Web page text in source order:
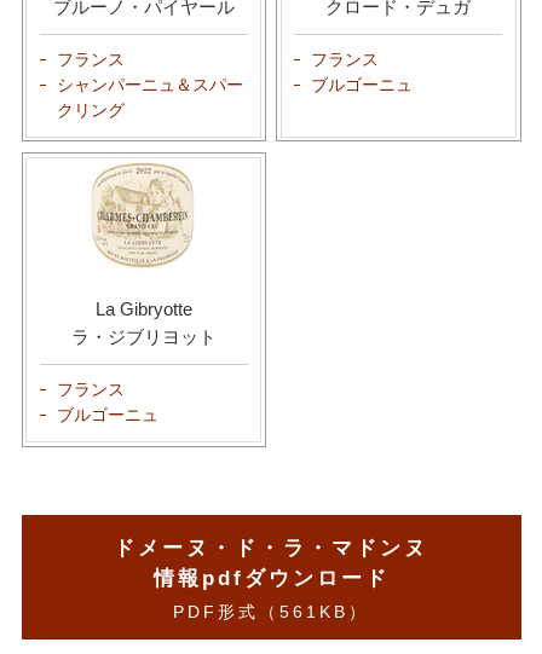
ブルーノ・パイヤール
フランス
シャンパーニュ＆スパー
クリング
クロード・デュガ
フランス
ブルゴーニュ
La Gibryotte
ラ・ジブリヨット
フランス
ブルゴーニュ
ドメーヌ・ド・ラ・マドンヌ
情報pdfダウンロード
PDF形式（561KB）